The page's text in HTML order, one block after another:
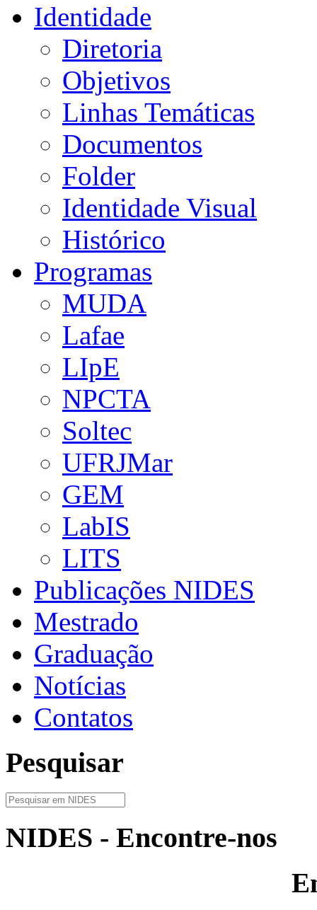
Identidade
Diretoria
Objetivos
Linhas Temáticas
Documentos
Folder
Identidade Visual
Histórico
Programas
MUDA
Lafae
LIpE
NPCTA
Soltec
UFRJMar
GEM
LabIS
LITS
Publicações NIDES
Mestrado
Graduação
Notícias
Contatos
Pesquisar
NIDES - Encontre-nos